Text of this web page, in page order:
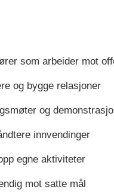
som arbeider mot
og bygge relasjoner
og
innvendinger
egne aktiviteter
mot satte mål